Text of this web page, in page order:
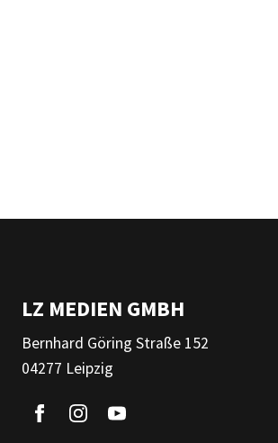
LZ MEDIEN GMBH
Bernhard Göring Straße 152
04277 Leipzig